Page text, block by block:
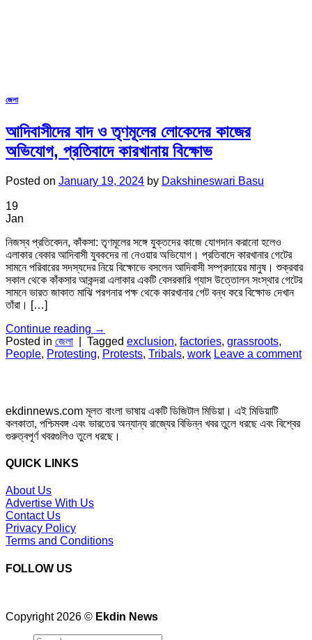
জেলা
আদিবাসীদের বাদ ও তৃণমূলের লোকেদের কাজের
অভিযোগ, প্রতিবাদে কারখানায় বিক্ষোভ
Posted on January 19, 2024 by Dakshineswari Basu
19
Jan
নিজস্ব প্রতিবেদন, কাঁকসা: তৃণমূলের সঙ্গে যুক্তদের কাজে যোগদান করানো হলেও
এলাকার বেকার আদিবাসী যুবকদের না নেওয়ার অভিযোগ। প্রতিবাদে কারখানার গেটের
সামনে পরিবারের সদস্যদের নিয়ে বিক্ষোভে বসলেন আদিবাসী সম্প্রদায়ের মানুষ। শুক্রবার
সকাল থেকে কাঁকসার আকন্দরা এলাকার একটি বেসরকারি গ্যাস উত্তোলন সংস্থার গেটের
সামনে ভারত জাকাত মাঝি পরগনার পক্ষ থেকে কারখানার গেট বন্ধ করে বিক্ষোভ দেখান
তাঁরা। […]
Continue reading →
Posted in জেলা Tagged exclusion, factories, grassroots,
People, Protesting, Protests, Tribals, work Leave a comment
ekdinnews.com মূলত বাংলা ভাষায় একটি ডিজিটাল মিডিয়া। এই মিডিয়াটি
কলকাতা, পশ্চিমবঙ্গ এবং ভারতের অন্যান্য রাজ্যের বিভিন্ন খবর তুলে ধরছে এবং বিশ্বের
গুরুত্বপূর্ণ খবরগুলিও তুলে ধরছে।
QUICK LINKS
About Us
Advertise With Us
Contact Us
Privacy Policy
Terms and Conditions
FOLLOW US
Copyright 2026 © Ekdin News